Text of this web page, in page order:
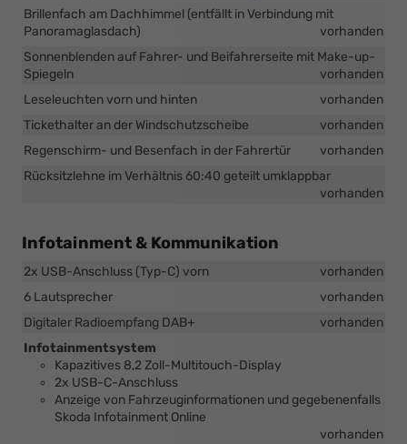
Brillenfach am Dachhimmel (entfällt in Verbindung mit
Panoramaglasdach)
vorhanden
Sonnenblenden auf Fahrer- und Beifahrerseite mit Make-up-
Spiegeln
vorhanden
Leseleuchten vorn und hinten
vorhanden
Tickethalter an der Windschutzscheibe
vorhanden
Regenschirm- und Besenfach in der Fahrertür
vorhanden
Rücksitzlehne im Verhältnis 60:40 geteilt umklappbar
vorhanden
Infotainment & Kommunikation
2x USB-Anschluss (Typ-C) vorn
vorhanden
6 Lautsprecher
vorhanden
Digitaler Radioempfang DAB+
vorhanden
Infotainmentsystem
Kapazitives 8,2 Zoll-Multitouch-Display
2x USB-C-Anschluss
Anzeige von Fahrzeuginformationen und gegebenenfalls
Skoda Infotainment Online
vorhanden